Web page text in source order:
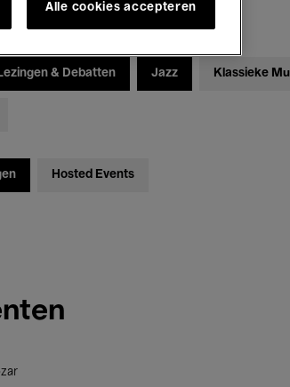
Lezingen & Debatten Jazz Klassieke
Hosted Events
Alle cookies accepteren